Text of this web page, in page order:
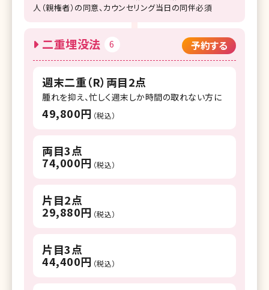
人（親権者）の同意、カウンセリング当日の同伴必須
二重埋没法 6 予約する
週末二重（R）両目2点
腫れを抑え、忙しく週末しか時間の取れない方に
49,800円 （税込）
両目3点
74,000円 （税込）
片目2点
29,880円 （税込）
片目3点
44,400円 （税込）